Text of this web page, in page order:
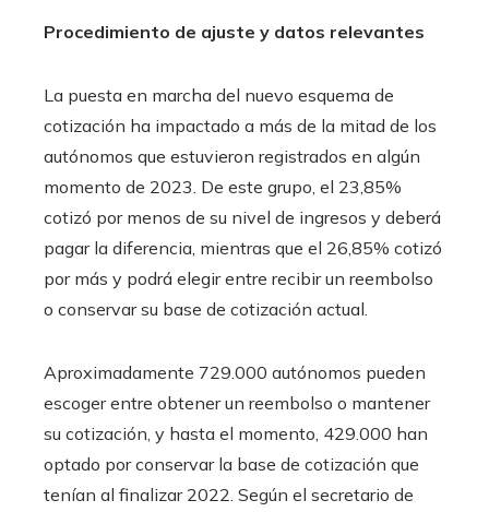
Procedimiento de ajuste y datos relevantes
La puesta en marcha del nuevo esquema de
cotización ha impactado a más de la mitad de los
autónomos que estuvieron registrados en algún
momento de 2023. De este grupo, el 23,85%
cotizó por menos de su nivel de ingresos y deberá
pagar la diferencia, mientras que el 26,85% cotizó
por más y podrá elegir entre recibir un reembolso
o conservar su base de cotización actual.
Aproximadamente 729.000 autónomos pueden
escoger entre obtener un reembolso o mantener
su cotización, y hasta el momento, 429.000 han
optado por conservar la base de cotización que
tenían al finalizar 2022. Según el secretario de